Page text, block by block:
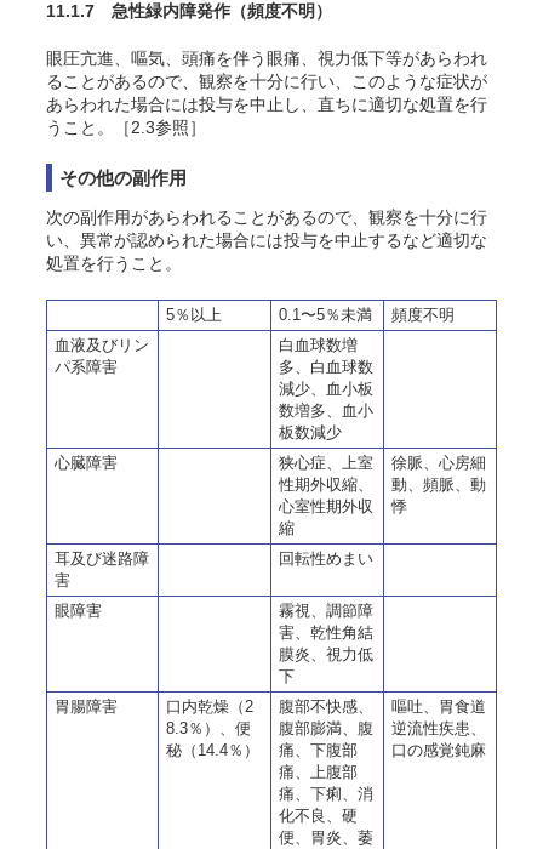
11.1.7 急性緑内障発作 （頻度不明）
眼圧亢進、嘔気、頭痛を伴う眼痛、視力低下等があらわれ
ることがあるので、観察を十分に行い、このような症状が
あらわれた場合には投与を中止し、直ちに適切な処置を行
うこと。［2.3参照］
その他の副作用
次の副作用があらわれることがあるので、観察を十分に行
い、異常が認められた場合には投与を中止するなど適切な
処置を行うこと。
5％以上 0.1〜5％未満
頻度不明
血液及びリン
パ系障害
白血球数増
多、白血球数
減少、血小板
数増多、血小
板数減少
心臓障害
狭心症、上室
性期外収縮、
心室性期外収
縮
徐脈、心房細
動、頻脈、動
悸
耳及び迷路障
害
回転性めまい
眼障害
霧視、調節障
害、乾性角結
膜炎、視力低
下
胃腸障害
口内乾燥（2
8.3％）、便
秘（14.4％）
腹部不快感、
腹部膨満、腹
痛、下腹部
痛、上腹部
痛、下痢、消
化不良、硬
便、胃炎、萎
嘔吐、胃食道
逆流性疾患、
口の感覚鈍麻